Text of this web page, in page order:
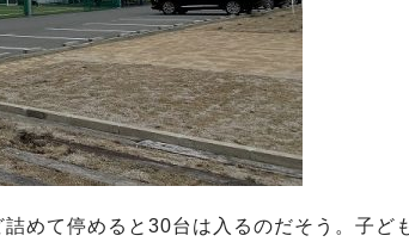
めて停めると30台は入るのだそう。子ど